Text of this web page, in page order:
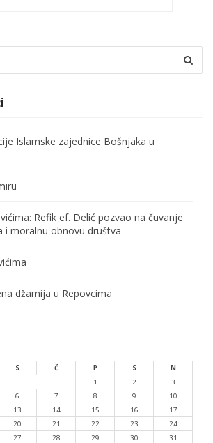
Islamske zajednice Bošnjaka u
Refik ef. Delić pozvao na čuvanje
i moralnu obnovu društva
džamija u Repovcima
S Č P S
N
1
2
3
6 7 8 9
10
13 14 15 16
17
20 21 22 23
24
27 28 29 30 31